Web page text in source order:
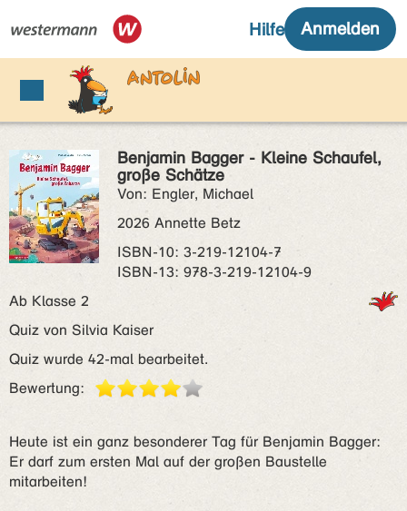
Benjamin Bagger - Kleine Schaufel,
große Schätze
Von: Engler, Michael
2026 Annette Betz
ISBN‑10: 3-219-12104-7
ISBN‑13: 978-3-219-12104-9
Ab Klasse 2
Quiz von Silvia Kaiser
Quiz wurde 42-mal bearbeitet.
Bewertung:
Heute ist ein ganz besonderer Tag für Benjamin Bagger:
Er darf zum ersten Mal auf der großen Baustelle
mitarbeiten!